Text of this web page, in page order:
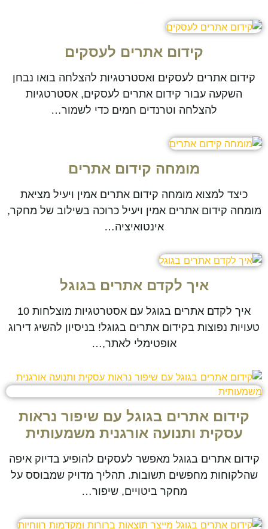
קידום אתרים לעסקים
קידום אתרים לעסקים ואסטרטגיות להצלחה בואו נבחן
השקעה עבור קידום אתרים לעסקים, אסטרטגיות
להצלחה וטרנדים חמים כדי לשמור…
מומחה קידום אתרים
כיצד למצוא מומחה קידום אתרים אמין ויעיל מציאת
מומחה קידום אתרים אמין ויעיל כרוכה בשילוב של מחקר,
אינטואיציה…
איך לקדם אתרים בגוגל
איך לקדם אתרים בגוגל עם אסטרטגיות מוצלחות 10
טעויות נפוצות בקידום אתרים בגוגל! בניסיון להשיג דירוג
אופטימלי לאתר,…
קידום אתרים בגוגל עם שיפור נראות
עסקית ותנועה אורגנית משמעותית
קידום אתרים בגוגל מאפשר לעסקים להופיע בדיוק איפה
שהלקוחות מחפשים תשובות. תהליך מדויק שמבוסס על
מחקר ביטויים, שיפור…